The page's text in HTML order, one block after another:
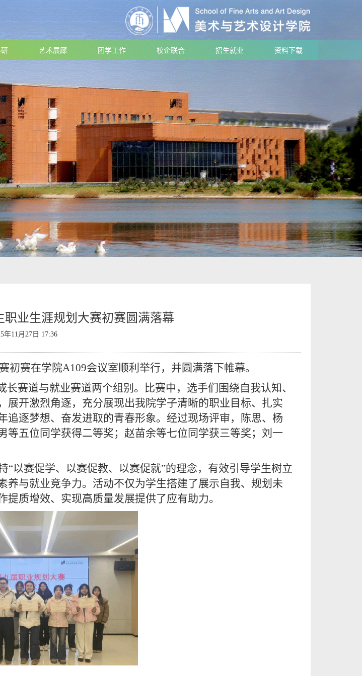
艺术展廊 团学工作 校企联合 招生就业 资料下载
职业生涯规划大赛初赛圆满落幕
年11月27日 17:36
赛在学院A109会议室顺利举行，并圆满落下帷幕。
长赛道与就业赛道两个组别。比赛中，选手们围绕自我认知、
开激烈角逐，充分展现出我院学子清晰的职业目标、扎实
逐梦想、奋发进取的青春形象。经过现场评审，陈思、杨
等五位同学获得二等奖；赵苗余等七位同学获三等奖；刘一
“以赛促学、以赛促教、以赛促就”的理念，有效引导学生树立
与就业竞争力。活动不仅为学生搭建了展示自我、规划未
质增效、实现高质量发展提供了应有助力。